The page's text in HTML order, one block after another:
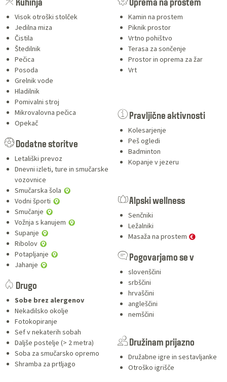
Kuhinja
Visok otroški stolček
Jedilna miza
Čistila
Štedilnik
Pečica
Posoda
Grelnik vode
Hladilnik
Pomivalni stroj
Mikrovalovna pečica
Opekač
Oprema na prostem
Kamin na prostem
Piknik prostor
Vrtno pohištvo
Terasa za sončenje
Prostor in oprema za žar
Vrt
Pravljične aktivnosti
Kolesarjenje
Peš ogledi
Badminton
Kopanje v jezeru
Dodatne storitve
Letališki prevoz
Dnevni izleti, ture in smučarske
vozovnice
Smučarska šola
Vodni športi
Smučanje
Vožnja s kanujem
Supanje
Ribolov
Potapljanje
Jahanje
Alpski wellness
Senčniki
Ležalniki
Masaža na prostem
Pogovarjamo se v
slovenščini
srbščini
hrvaščini
angleščini
nemščini
Drugo
Sobe brez alergenov
Nekadilsko okolje
Fotokopiranje
Sef v nekaterih sobah
Daljše postelje (> 2 metra)
Soba za smučarsko opremo
Shramba za prtljago
Družinam prijazno
Družabne igre in sestavljanke
Otroško igrišče